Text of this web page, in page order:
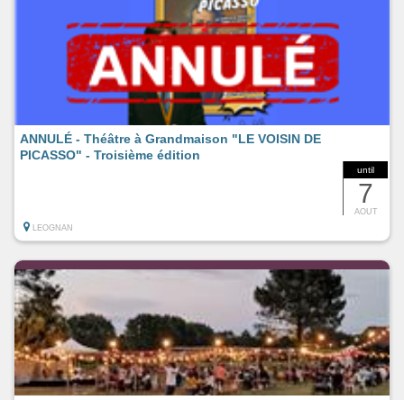
until
7
AOUT
ANNULÉ - Théâtre à Grandmaison "LE VOISIN DE
PICASSO" - Troisième édition
LEOGNAN